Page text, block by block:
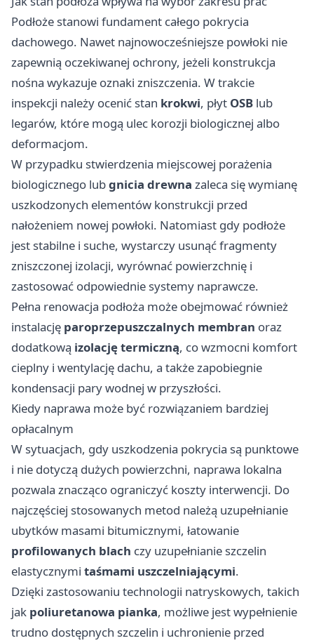
Podłoże stanowi fundament całego pokrycia
dachowego. Nawet najnowocześniejsze powłoki nie
zapewnią oczekiwanej ochrony, jeżeli konstrukcja
nośna wykazuje oznaki zniszczenia. W trakcie
inspekcji należy ocenić stan krokwi, płyt OSB lub
legarów, które mogą ulec korozji biologicznej albo
deformacjom.
W przypadku stwierdzenia miejscowej porażenia
biologicznego lubgnicia drewna zaleca się wymianę
uszkodzonych elementów konstrukcji przed
nałożeniem nowej powłoki. Natomiast gdy podłoże
jest stabilne i suche, wystarczy usunąć fragmenty
zniszczonej izolacji, wyrównać powierzchnię i
zastosować odpowiednie systemy naprawcze.
Pełna renowacja podłoża może obejmować również
instalację paroprzepuszczalnych membran oraz
dodatkową izolację termiczną, co wzmocni komfort
cieplny i wentylację dachu, a także zapobiegnie
kondensacji pary wodnej w przyszłości.
Kiedy naprawa może być rozwiązaniem bardziej
opłacalnym
W sytuacjach, gdy uszkodzenia pokrycia są punktowe
i nie dotyczą dużych powierzchni, naprawa lokalna
pozwala znacząco ograniczyć koszty interwencji. Do
najczęściej stosowanych metod należą uzupełnianie
ubytków masami bitumicznymi, łatowanie
profilowanych blach czy uzupełnianie szczelin
elastycznymi taśmami uszczelniającymi.
Dzięki zastosowaniu technologii natryskowych, takich
jak poliuretanowa pianka, możliwe jest wypełnienie
trudno dostępnych szczelin i uchronienie przed